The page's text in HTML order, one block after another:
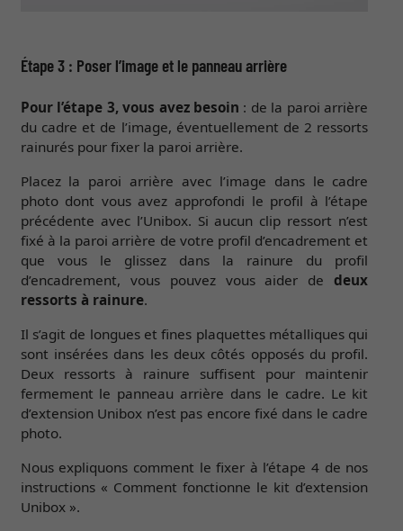
Étape 3 : Poser l’image et le panneau arrière
Pour l’étape 3, vous avez besoin : de la paroi arrière
du cadre et de l’image, éventuellement de 2 ressorts
rainurés pour fixer la paroi arrière.
Placez la paroi arrière avec l’image dans le cadre
photo dont vous avez approfondi le profil à l’étape
précédente avec l’Unibox. Si aucun clip ressort n’est
fixé à la paroi arrière de votre profil d’encadrement et
que vous le glissez dans la rainure du profil
d’encadrement, vous pouvez vous aider dedeux
ressorts à rainure.
Il s’agit de longues et fines plaquettes métalliques qui
sont insérées dans les deux côtés opposés du profil.
Deux ressorts à rainure suffisent pour maintenir
fermement le panneau arrière dans le cadre. Le kit
d’extension Unibox n’est pas encore fixé dans le cadre
photo.
Nous expliquons comment le fixer à l’étape 4 de nos
instructions « Comment fonctionne le kit d’extension
Unibox ».